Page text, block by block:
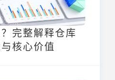
完整解释仓库
核心价值